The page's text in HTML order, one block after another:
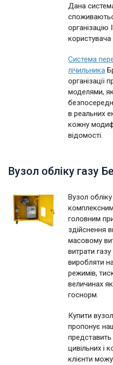
Дана
організацію
Система
лічильника
організації
моделями,
в реальних
кожну
відомості.
Вузол обліку газу
Вузол
головним
здійснення
масовому
витрати
виробляти
режимів,
величинах
госнорм.
Купити
пропонує
цивільних і
клієнти